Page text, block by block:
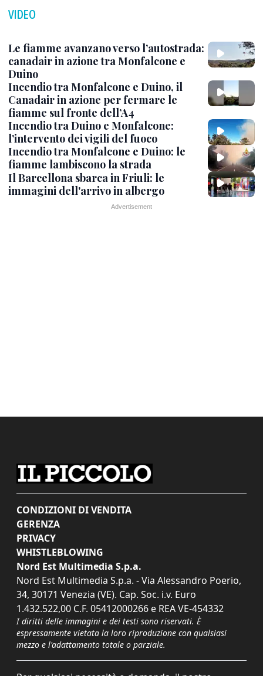
VIDEO
Le fiamme avanzano verso l’autostrada:
canadair in azione tra Monfalcone e
Duino
Incendio tra Monfalcone e Duino, il
Canadair in azione per fermare le
fiamme sul fronte dell’A4
Incendio tra Duino e Monfalcone:
l’intervento dei vigili del fuoco
Incendio tra Monfalcone e Duino: le
fiamme lambiscono la strada
Il Barcellona sbarca in Friuli: le
immagini dell'arrivo in albergo
CONDIZIONI DI VENDITA
GERENZA
PRIVACY
WHISTLEBLOWING
Nord Est Multimedia S.p.a.
Nord Est Multimedia S.p.a. - Via Alessandro Poerio,
34, 30171 Venezia (VE). Cap. Soc. i.v. Euro
1.432.522,00 C.F. 05412000266 e REA VE-454332
I diritti delle immagini e dei testi sono riservati. È
espressamente vietata la loro riproduzione con qualsiasi
mezzo e l'adattamento totale o parziale.